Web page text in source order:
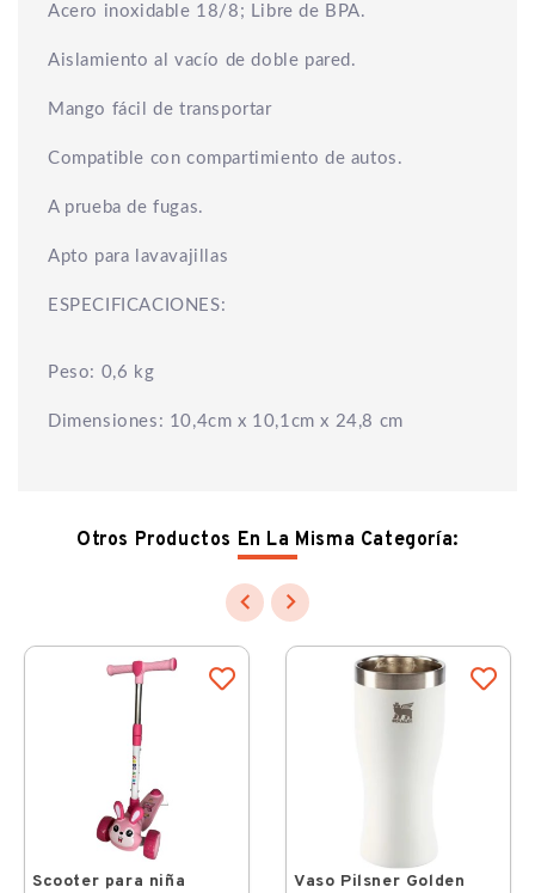
Acero inoxidable 18/8; Libre de BPA.
Aislamiento al vacío de doble pared.
Mango fácil de transportar
Compatible con compartimiento de autos.
A prueba de fugas.
Apto para lavavajillas
ESPECIFICACIONES:
Peso: 0,6 kg
Dimensiones: 10,4cm x 10,1cm x 24,8 cm
Otros Productos En La Misma Categoría:
 
Scooter para niña
Vaso Pilsner Golden